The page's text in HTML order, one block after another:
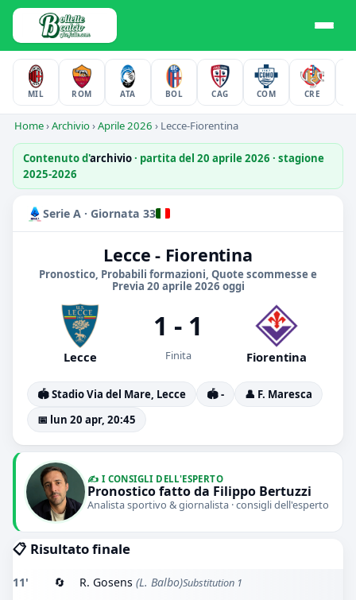
MIL ROM ATA BOL CAG COM CRE
Home›Archivio›Aprile 2026 › Lecce-Fiorentina
Contenuto d'archivio· partita del 20 aprile 2026 · stagione
2025-2026
Serie A · Giornata 33
Lecce - Fiorentina
Pronostico, Probabili formazioni, Quote scommesse e
Previa 20 aprile 2026 oggi
Lecce
1 - 1
Finita Fiorentina
🏟️ Stadio Via del Mare, Lecce 🏟️ -
👤 F. Maresca
📅 lun 20 apr, 20:45
✍️ I CONSIGLI DELL'ESPERTO
Pronostico fatto da Filippo Bertuzzi
Analista sportivo & giornalista · consigli dell'esperto
📋 Risultato finale
11' 🔄 R. Gosens (L. Balbo)Substitution 1